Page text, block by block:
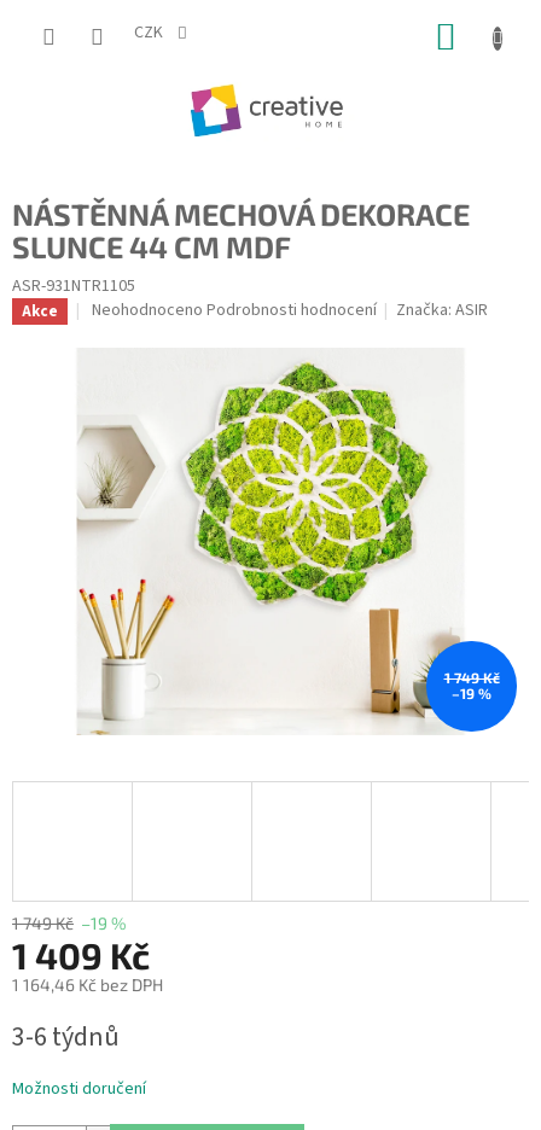
CZK
NÁSTĚNNÁ MECHOVÁ DEKORACE
SLUNCE 44 CM MDF
ASR-931NTR1105
Akce
Průměrné
z
5
hvězdiček.
Neohodnoceno Podrobnosti hodnocení Značka:ASIR
1 749 Kč
–19 %
1 749 Kč –19 %
1 409 Kč
1 164,46 Kč bez DPH
cena:
3-6 týdnů
Možnosti doručení